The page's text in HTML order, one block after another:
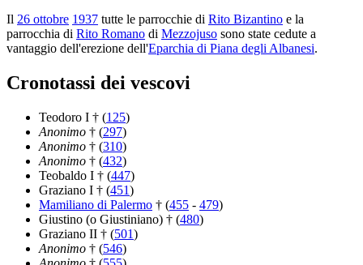
Il 26 ottobre 1937 tutte le parrocchie di Rito Bizantino e la
parrocchia di Rito Romano di Mezzojuso sono state cedute a
vantaggio dell'erezione dell'Eparchia di Piana degli Albanesi.
Cronotassi dei vescovi
Teodoro I † (125)
Anonimo † (297)
Anonimo † (310)
Anonimo † (432)
Teobaldo I † (447)
Graziano I † (451)
Mamiliano di Palermo † (455 - 479)
Giustino (o Giustiniano) † (480)
Graziano II † (501)
Anonimo † (546)